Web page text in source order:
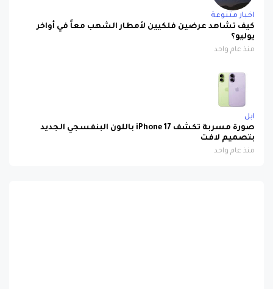
اخبار متنوعة
كيف تشاهد عرضين فلكيين لأمطار الشهب معاً في أواخر
يوليو؟
منذ عام واحد
ابل
صورة مسربة تكشف iPhone 17 باللون البنفسجي الجديد
بتصميم لافت
منذ عام واحد